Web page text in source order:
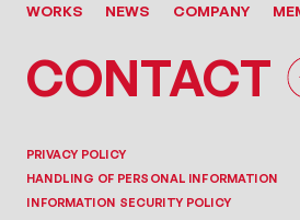
WORKS NEWS COMPANY
CONTACT
PRIVACY POLICY
HANDLING OF PERSONAL INFORMATION
INFORMATION SECURITY POLICY